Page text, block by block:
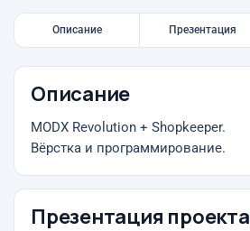
Описание Презентация
Описание
MODX Revolution + Shopkeeper.
Вёрстка и программирование.
Презентация проекта